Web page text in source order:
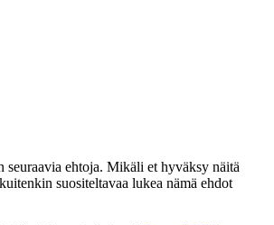
ehtoja. Mikäli et hyväksy näitä
suositeltavaa lukea nämä ehdot